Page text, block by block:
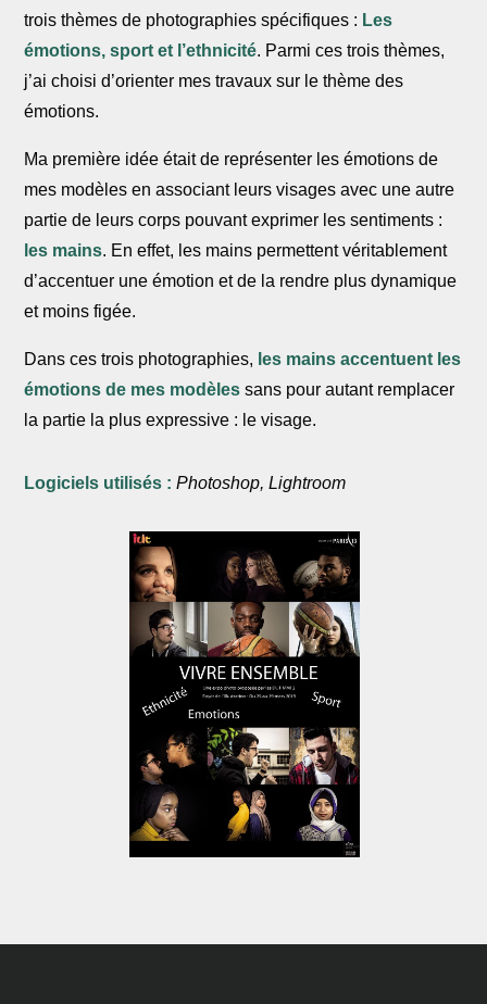
trois thèmes de photographies spécifiques : Les
émotions, sport et l’ethnicité. Parmi ces trois thèmes,
j’ai choisi d’orienter mes travaux sur le thème des
émotions.
Ma première idée était de représenter les émotions de
mes modèles en associant leurs visages avec une autre
partie de leurs corps pouvant exprimer les sentiments :
les mains. En effet, les mains permettent véritablement
d’accentuer une émotion et de la rendre plus dynamique
et moins figée.
Dans ces trois photographies, les mains accentuent les
émotions de mes modèles sans pour autant remplacer
la partie la plus expressive : le visage.
Logiciels utilisés :Photoshop, Lightroom